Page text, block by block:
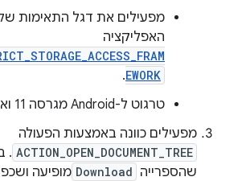
מפעילים את דגל התאימות
האפליקציה
EWORK
.
טרגוט ל-Android מגרסה 11 ואילך.
מפעילים כוונה באמצעות הפעולה
ACTION_OPEN_DOCUMENT_TREE
.
שהספרייה Download מופיעה